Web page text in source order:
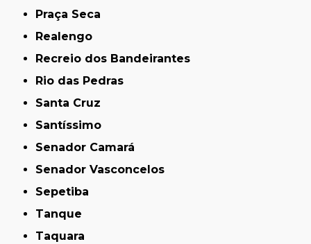
Praça Seca
Realengo
Recreio dos Bandeirantes
Rio das Pedras
Santa Cruz
Santíssimo
Senador Camará
Senador Vasconcelos
Sepetiba
Tanque
Taquara